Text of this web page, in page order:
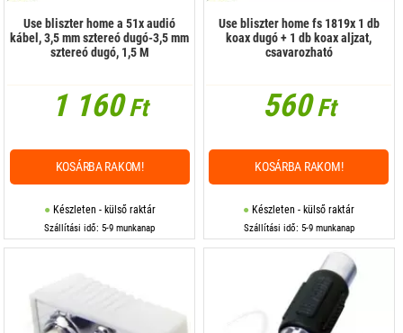
Use bliszter home a 51x audió
kábel, 3,5 mm sztereó dugó-3,5 mm
sztereó dugó, 1,5 M
1 160Ft
Készleten - külső raktár
Szállítási idő: 5-9 munkanap
KOSÁRBA RAKOM!
Use bliszter home fs 1819x 1 db
koax dugó + 1 db koax aljzat,
csavarozható
560Ft
Készleten - külső raktár
Szállítási idő: 5-9 munkanap
KOSÁRBA RAKOM!